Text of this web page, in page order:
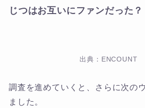
じつはお互いにファンだった？
出典：ENCOUNT
調査を進めていくと、さらに次の
ました。